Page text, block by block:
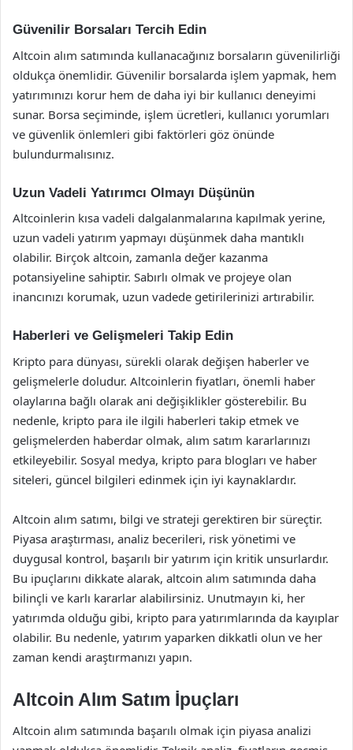
Güvenilir Borsaları Tercih Edin
Altcoin alım satımında kullanacağınız borsaların güvenilirliği
oldukça önemlidir. Güvenilir borsalarda işlem yapmak, hem
yatırımınızı korur hem de daha iyi bir kullanıcı deneyimi
sunar. Borsa seçiminde, işlem ücretleri, kullanıcı yorumları
ve güvenlik önlemleri gibi faktörleri göz önünde
bulundurmalısınız.
Uzun Vadeli Yatırımcı Olmayı Düşünün
Altcoinlerin kısa vadeli dalgalanmalarına kapılmak yerine,
uzun vadeli yatırım yapmayı düşünmek daha mantıklı
olabilir. Birçok altcoin, zamanla değer kazanma
potansiyeline sahiptir. Sabırlı olmak ve projeye olan
inancınızı korumak, uzun vadede getirilerinizi artırabilir.
Haberleri ve Gelişmeleri Takip Edin
Kripto para dünyası, sürekli olarak değişen haberler ve
gelişmelerle doludur. Altcoinlerin fiyatları, önemli haber
olaylarına bağlı olarak ani değişiklikler gösterebilir. Bu
nedenle, kripto para ile ilgili haberleri takip etmek ve
gelişmelerden haberdar olmak, alım satım kararlarınızı
etkileyebilir. Sosyal medya, kripto para blogları ve haber
siteleri, güncel bilgileri edinmek için iyi kaynaklardır.
Altcoin alım satımı, bilgi ve strateji gerektiren bir süreçtir.
Piyasa araştırması, analiz becerileri, risk yönetimi ve
duygusal kontrol, başarılı bir yatırım için kritik unsurlardır.
Bu ipuçlarını dikkate alarak, altcoin alım satımında daha
bilinçli ve karlı kararlar alabilirsiniz. Unutmayın ki, her
yatırımda olduğu gibi, kripto para yatırımlarında da kayıplar
olabilir. Bu nedenle, yatırım yaparken dikkatli olun ve her
zaman kendi araştırmanızı yapın.
Altcoin Alım Satım İpuçları
Altcoin alım satımında başarılı olmak için piyasa analizi